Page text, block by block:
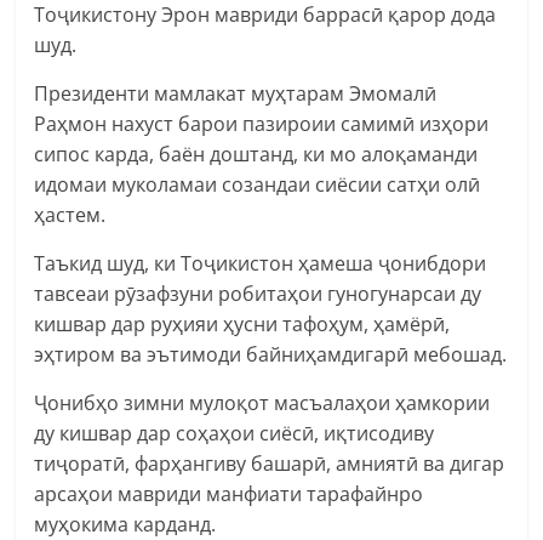
Тоҷикистону Эрон мавриди баррасӣ қарор дода
шуд.
Президенти мамлакат муҳтарам Эмомалӣ
Раҳмон нахуст барои пазироии самимӣ изҳори
сипос карда, баён доштанд, ки мо алоқаманди
идомаи муколамаи созандаи сиёсии сатҳи олӣ
ҳастем.
Таъкид шуд, ки Тоҷикистон ҳамеша ҷонибдори
тавсеаи рӯзафзуни робитаҳои гуногунарсаи ду
кишвар дар руҳияи ҳусни тафоҳум, ҳамёрӣ,
эҳтиром ва эътимоди байниҳамдигарӣ мебошад.
Ҷонибҳо зимни мулоқот масъалаҳои ҳамкории
ду кишвар дар соҳаҳои сиёсӣ, иқтисодиву
тиҷоратӣ, фарҳангиву башарӣ, амниятӣ ва дигар
арсаҳои мавриди манфиати тарафайнро
муҳокима карданд.